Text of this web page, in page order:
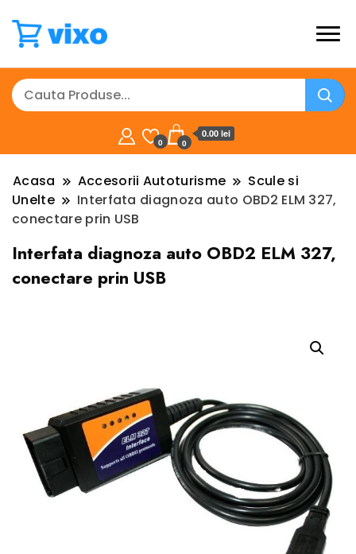
0 0
0.00 lei
Acasa Accesorii Autoturisme
Scule si
Unelte
Interfata diagnoza auto OBD2 ELM 327,
conectare prin USB
Interfata diagnoza auto OBD2 ELM 327,
conectare prin USB